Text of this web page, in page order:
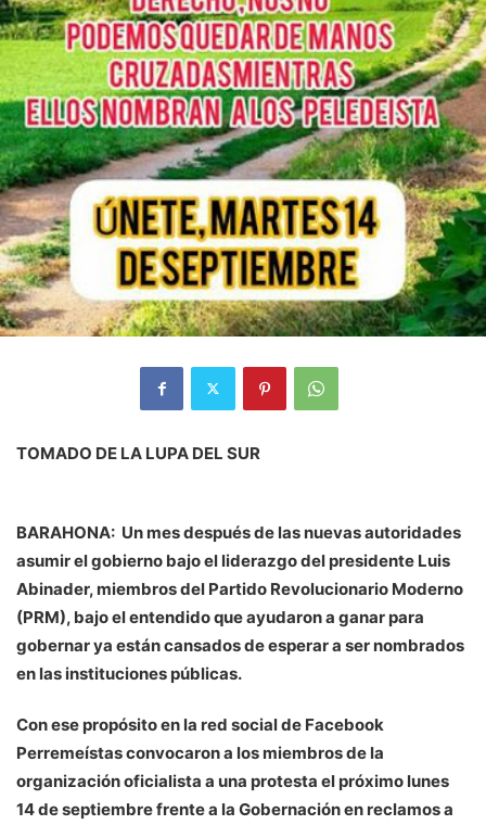
TOMADO DE LA LUPA DEL SUR
BARAHONA: Un mes después de las nuevas autoridades
asumir el gobierno bajo el liderazgo del presidente Luis
Abinader, miembros del Partido Revolucionario Moderno
(PRM), bajo el entendido que ayudaron a ganar para
gobernar ya están cansados de esperar a ser nombrados
en las instituciones públicas.
Con ese propósito en la red social de Facebook
Perremeístas convocaron a los miembros de la
organización oficialista a una protesta el próximo lunes
14 de septiembre frente a la Gobernación en reclamos a